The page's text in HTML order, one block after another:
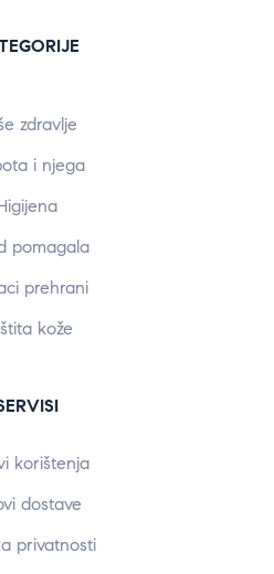
zdravlje
i njega
pomagala
prehrani
kože
korištenja
dostave
privatnosti